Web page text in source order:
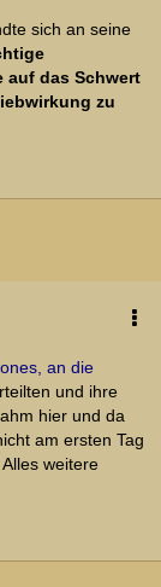
sich an seine
auf das Schwert
zu
an die
und ihre
hier und da
am ersten Tag
weitere